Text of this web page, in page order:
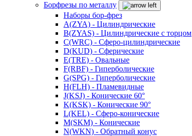
Борфрезы по металлу
Наборы бор-фрез
A(ZYA) - Цилиндрические
B(ZYAS) - Цилиндрические с торцом
C(WRC) - Сферо-цилиндрические
D(KUD) - Сферические
E(TRE) - Овальные
F(RBF) - Гиперболические
G(SPG) - Гиперболические
H(FLH) - Пламевидные
J(KSJ) - Конические 60°
K(KSK) - Конические 90°
L(KEL) - Сферо-конические
M(SKM) - Конические
N(WKN) - Обратный конус